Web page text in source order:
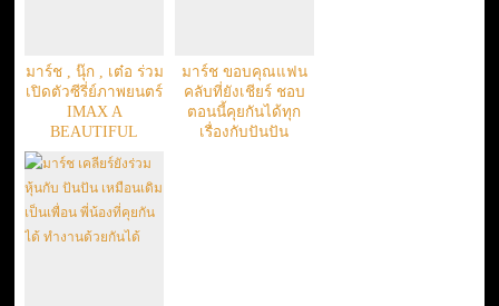
มาร์ช , นุ๊ก , เต๋อ ร่วม
เปิดตัวซีรี่ย์ภาพยนตร์
IMAX A
BEAUTIFUL
PLANET ท่องอวกาศ
กับประสบการณ์
เสมือนจริง ด้วยความ
ร่วมมือจาก NASA
มาร์ช ขอบคุณแฟน
คลับที่ยังเชียร์ ชอบ
ตอนนี้คุยกันได้ทุก
เรื่องกับปันปัน